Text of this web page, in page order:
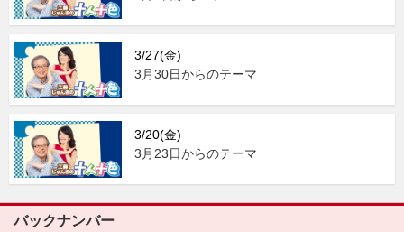
3/27(金)
3月30日からのテーマ
3/20(金)
3月23日からのテーマ
バックナンバー